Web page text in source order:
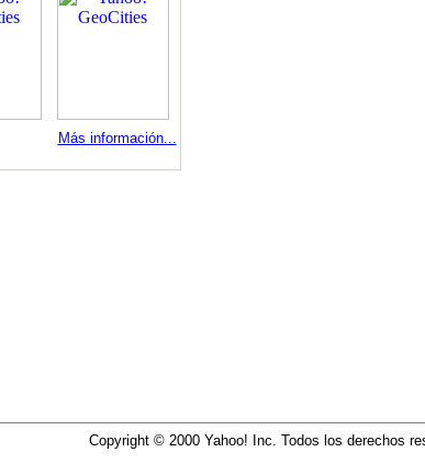
Más información...
Copyright © 2000 Yahoo! Inc. Todos los derechos